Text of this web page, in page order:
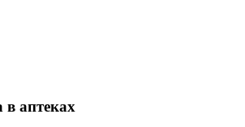
аптеках